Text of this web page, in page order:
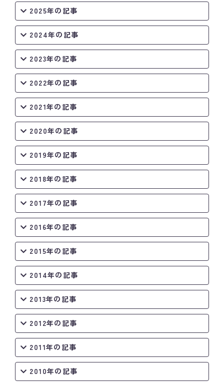
2025年の記事
2024年の記事
2023年の記事
2022年の記事
2021年の記事
2020年の記事
2019年の記事
2018年の記事
2017年の記事
2016年の記事
2015年の記事
2014年の記事
2013年の記事
2012年の記事
2011年の記事
2010年の記事